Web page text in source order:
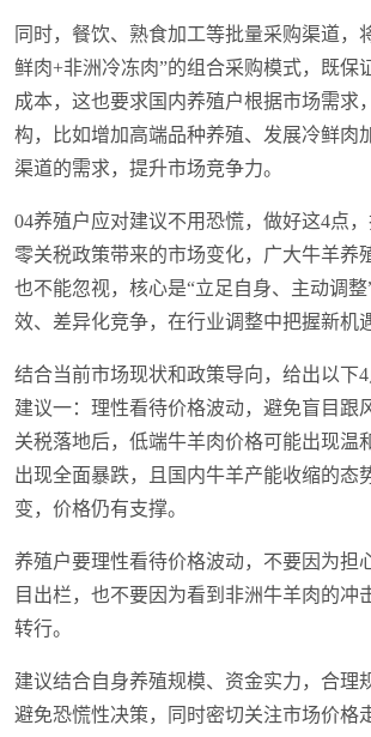
同时，餐饮、熟食加工等批量采购渠道，
鲜肉+非洲冷冻肉”的组合采购模式，既保
成本，这也要求国内养殖户根据市场需求
构，比如增加高端品种养殖、发展冷鲜肉
渠道的需求，提升市场竞争力。
04养殖户应对建议不用恐慌，做好这4点
零关税政策带来的市场变化，广大牛羊养
也不能忽视，核心是“立足自身、主动调
效、差异化竞争，在行业调整中把握新机
结合当前市场现状和政策导向，给出以下4
建议一：理性看待价格波动，避免盲目跟
关税落地后，低端牛羊肉价格可能出现温
出现全面暴跌，且国内牛羊产能收缩的态
变，价格仍有支撑。
养殖户要理性看待价格波动，不要因为担
目出栏，也不要因为看到非洲牛羊肉的冲
转行。
建议结合自身养殖规模、资金实力，合理
避免恐慌性决策，同时密切关注市场价格